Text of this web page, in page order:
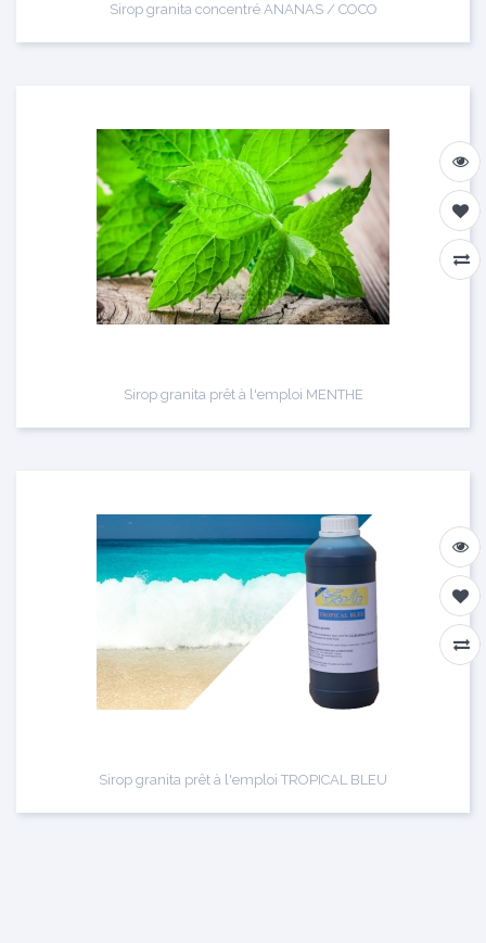
Sirop granita concentré ANANAS / COCO
Sirop granita prêt à l'emploi MENTHE
Sirop granita prêt à l'emploi TROPICAL BLEU